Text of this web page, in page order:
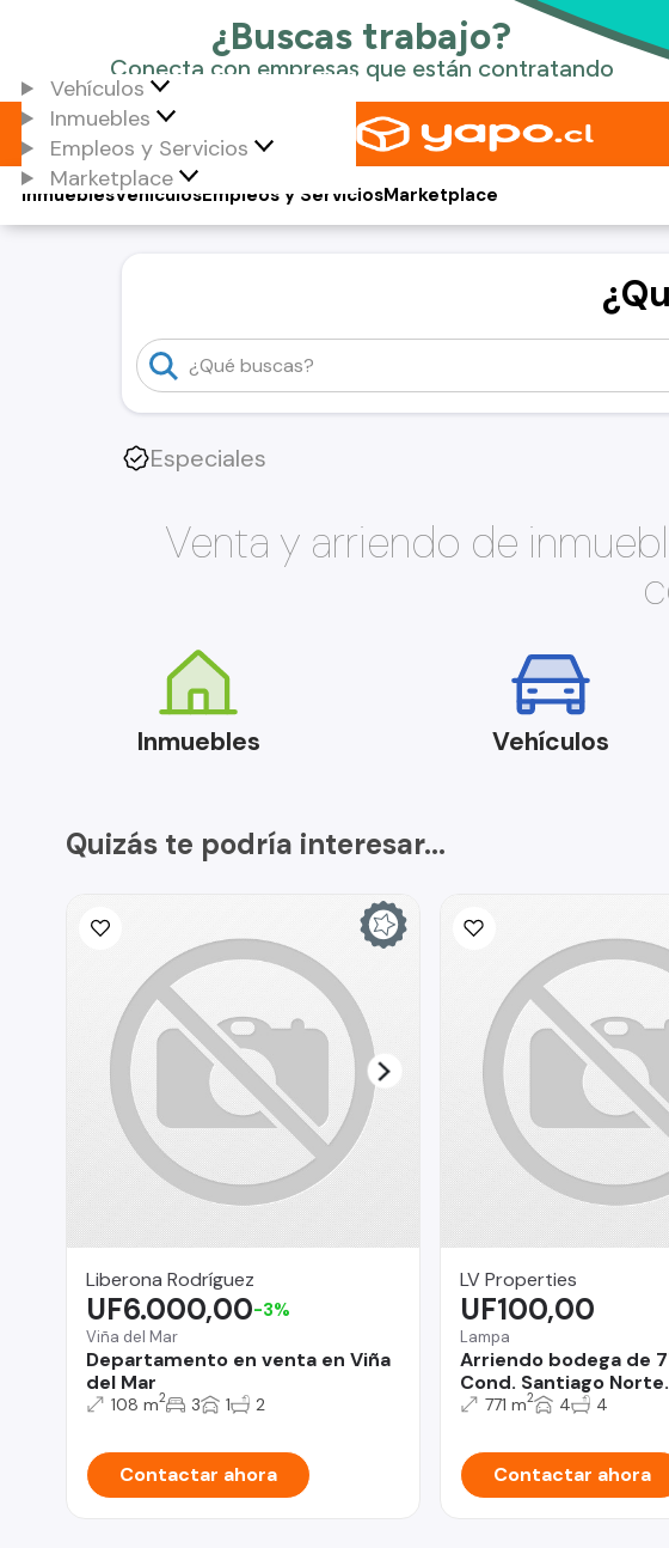
Vehículos
Inmuebles
Empleos y Servicios
Marketplace
Vehículos
Inmuebles Empleos y ServiciosMarketplace
Especiales
Venta y arriendo de
Inmuebles Vehículos
Quizás te podría interesar...
Liberona Rodríguez
Viña del Mar
Departamento en venta en Viña
del Mar
UF6.000,00-3%
108 m2 3 1 2
Contactar ahora
LV Properties
Lampa
Arriendo bodega de
Cond. Santiago Norte.
UF100,00
771 m2 4 4
Contactar ahora